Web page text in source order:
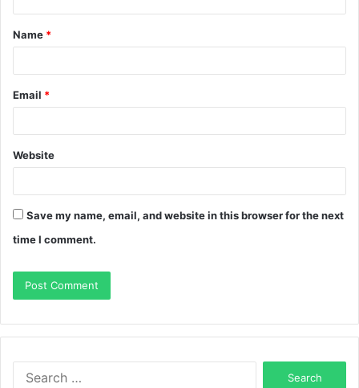
t
*
Name *
Email *
Website
Save my name, email, and website in this browser for the next
time I comment.